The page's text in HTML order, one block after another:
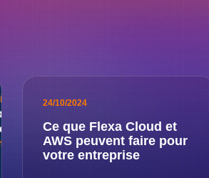
24/10/2024
Ce que Flexa Cloud et
AWS peuvent faire pour
votre entreprise